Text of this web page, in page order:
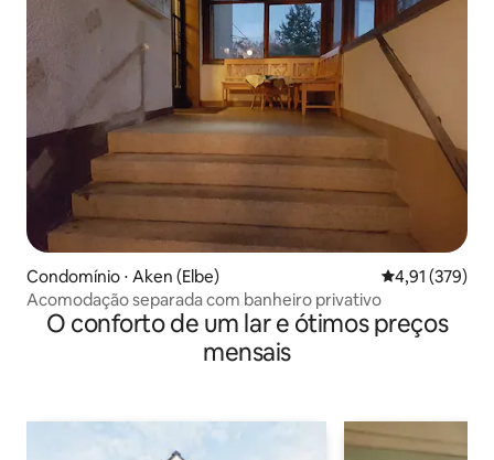
Condomínio ⋅ Aken (Elbe) 4,91 de uma
4,91 (379)
Acomodação separada com banheiro privativo
O conforto de um lar e ótimos preços
mensais